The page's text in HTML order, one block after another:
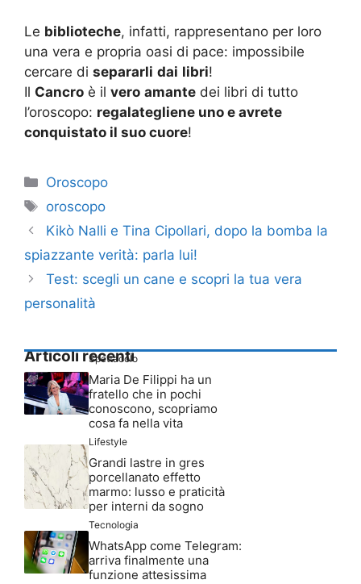
Le biblioteche, infatti, rappresentano per loro
una vera e propria oasi di pace: impossibile
cercare di separarli dai libri!
Il Cancro è il vero amante dei libri di tutto
l’oroscopo: regalategliene uno e avrete
conquistato il suo cuore!
Categorie
Oroscopo
Tag
oroscopo
Kikò Nalli e Tina Cipollari, dopo la bomba la
spiazzante verità: parla lui!
Test: scegli un cane e scopri la tua vera
personalità
Articoli recenti
Spettacolo
Maria De Filippi ha un
fratello che in pochi
conoscono, scopriamo
cosa fa nella vita
Lifestyle
Grandi lastre in gres
porcellanato effetto
marmo: lusso e praticità
per interni da sogno
Tecnologia
WhatsApp come Telegram:
arriva finalmente una
funzione attesissima